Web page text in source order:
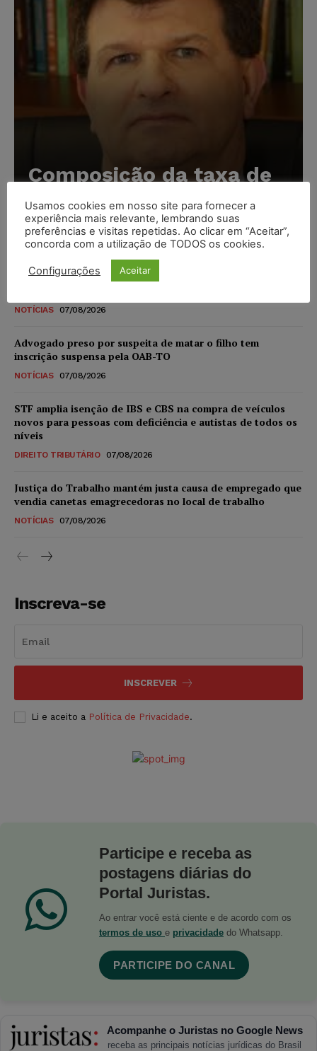
Composição da taxa de
juros
Carlos Henrique Abrão - 07/08/2026
Meta é alvo de denúncia após anúncios com conteúdo
sexual infantil gerado por IA circularem em suas
NOTÍCIAS 07/08/2026
Advogado preso por suspeita de matar o filho tem
inscrição suspensa pela OAB-TO
NOTÍCIAS 07/08/2026
STF amplia isenção de IBS e CBS na compra de veículos
novos para pessoas com deficiência e autistas de todos os
níveis
DIREITO TRIBUTÁRIO 07/08/2026
Justiça do Trabalho mantém justa causa de empregado que
vendia canetas emagrecedoras no local de trabalho
NOTÍCIAS 07/08/2026
Inscreva-se
INSCREVER
Li e aceito a Política de Privacidade.
Participe e receba as
postagens diárias do
Portal Juristas.
Ao entrar você está ciente e de acordo com os
termos de uso e privacidade do Whatsapp.
PARTICIPE DO CANAL
Acompanhe o Juristas no Google News
receba as principais notícias jurídicas do Brasil
Usamos cookies em nosso site para fornecer a
experiência mais relevante, lembrando suas
preferências e visitas repetidas. Ao clicar em “Aceitar”,
concorda com a utilização de TODOS os cookies.
Configurações Aceitar